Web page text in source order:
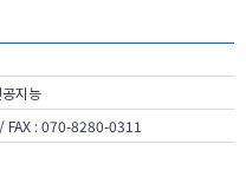
지능
: 070-8280-0311